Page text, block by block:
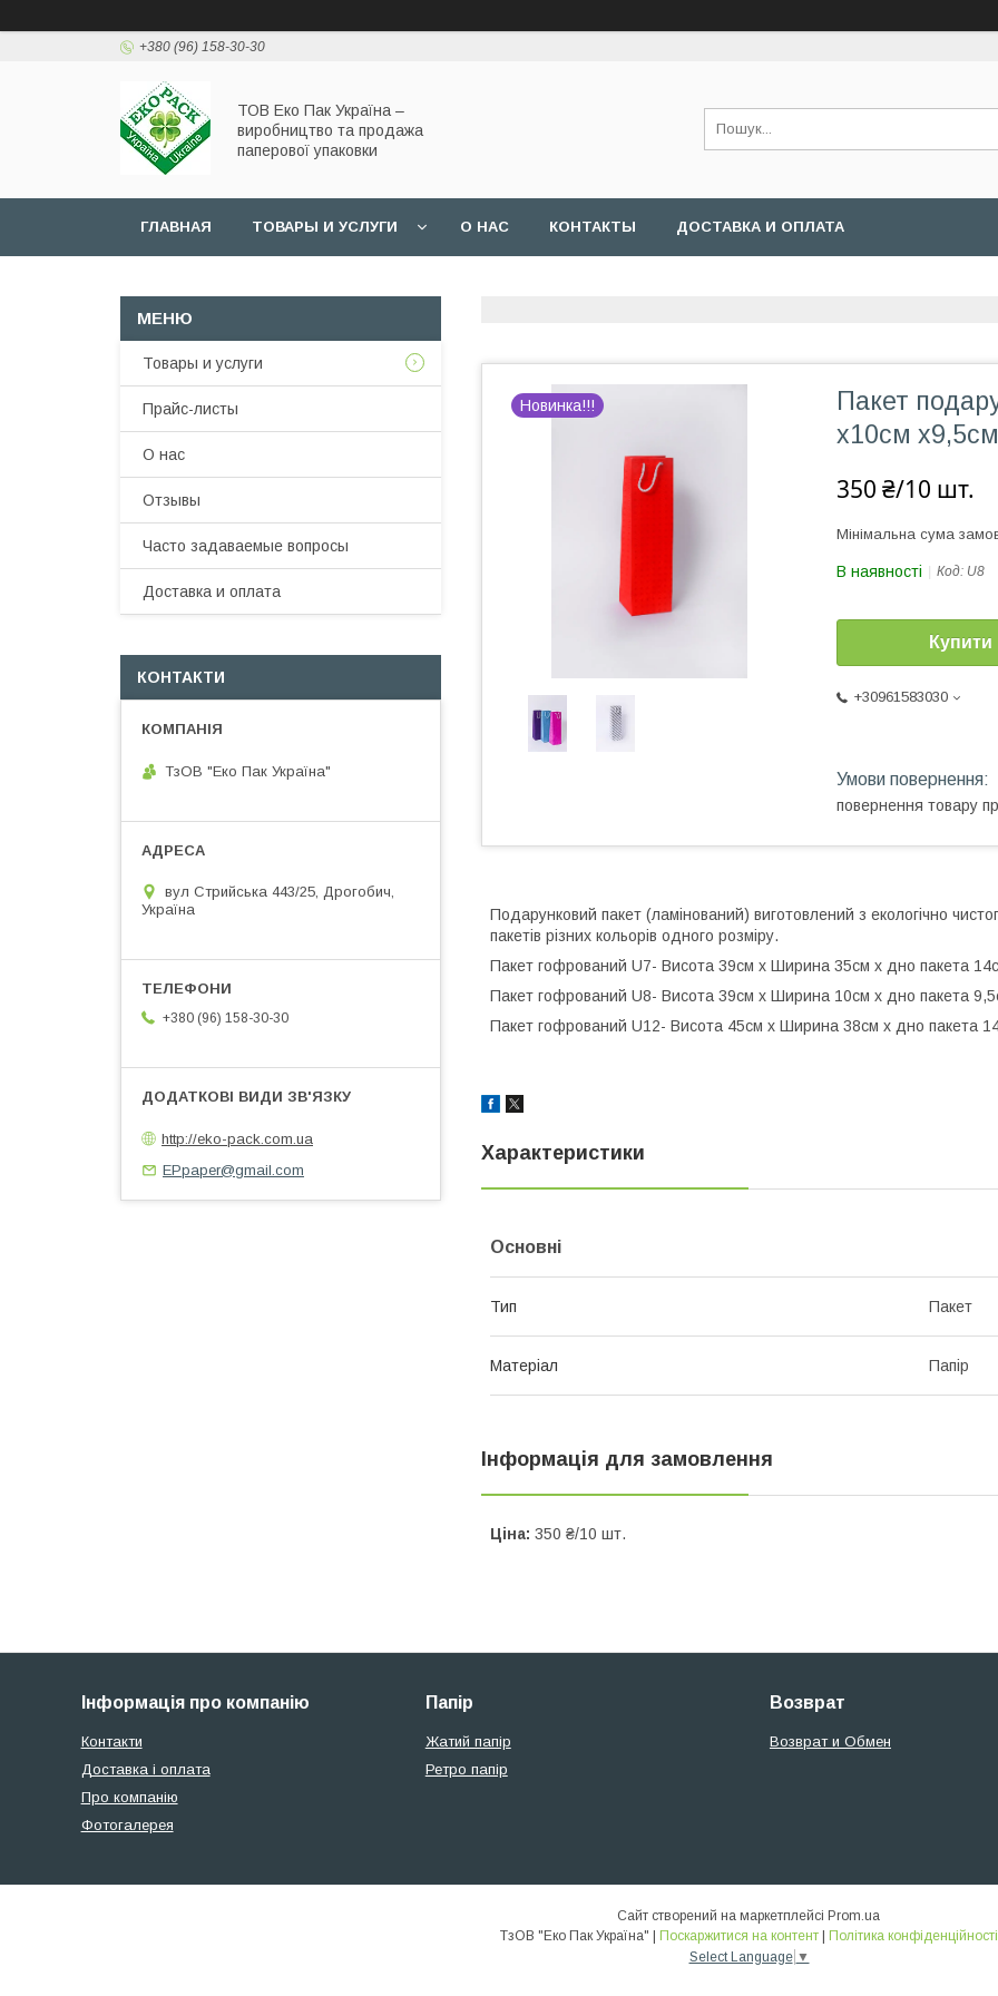
+380 (96) 158-30-30
ТОВ Еко Пак Україна –
виробництво та продажа
паперової упаковки
ГЛАВНАЯ ТОВАРЫ И УСЛУГИ О НАС КОНТАКТЫ ДОСТАВКА И ОПЛАТА
Новинка!!!
Пакет
х10см х9,5см
350 ₴/10 шт.
Мінімальна сума
В наявності Код: U8
Купити
+30961583030
повернення товару
Подарунковий пакет (ламінований) виготовлений з екологічно
пакетів різних кольорів одного розміру.
Пакет гофрований U7- Висота 39см х Ширина 35см х дно пакета
Пакет гофрований U8- Висота 39см х Ширина 10см х дно пакета
Пакет гофрований U12- Висота 45см х Ширина 38см х дно пакета
Характеристики
Основні
Тип Пакет
Матеріал Папір
Інформація для замовлення
Ціна: 350 ₴/10 шт.
Товары и услуги
Прайс-листы
О нас
Отзывы
Часто задаваемые вопросы
Доставка и оплата
КОНТАКТИ
ТзОВ "Еко Пак Україна"
вул Стрийська 443/25, Дрогобич,
Україна
+380 (96) 158-30-30
http://eko-pack.com.ua
EPpaper@gmail.com
Інформація про компанію
Контакти
Доставка і оплата
Про компанію
Фотогалерея
Папір
Жатий папір
Ретро папір
Возврат
Возврат и Обмен
Сайт створений на маркетплейсі Prom.ua
ТзОВ "Еко Пак Україна" | Поскаржитися на контент | Політика конфіденційності
Select Language ▼